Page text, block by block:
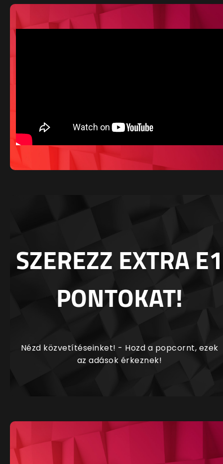
SZEREZZ EXTRA E1
PONTOKAT!
Nézd közvetítéseinket! - Hozd a popcornt, ezek
az adások érkeznek!